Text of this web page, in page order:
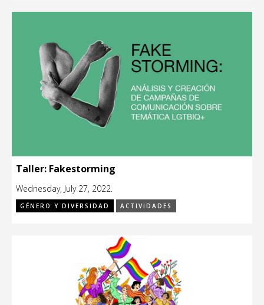
Taller: Fakestorming
Wednesday, July 27, 2022.
GÉNERO Y DIVERSIDAD ACTIVIDADES